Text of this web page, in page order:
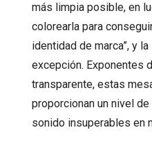
más limpia posible, en
colorearla para
identidad de marca”, y
excepción. Exponentes
transparente, estas
proporcionan un nivel
sonido insuperables en